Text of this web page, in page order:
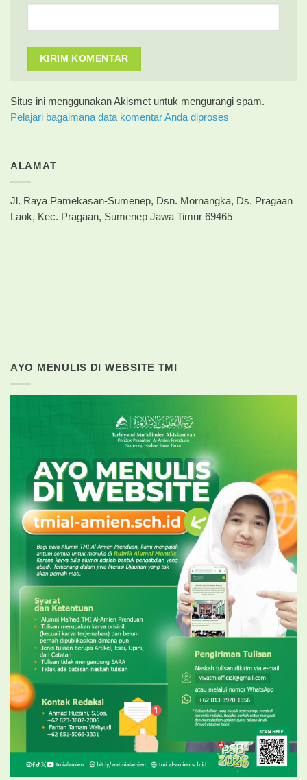
Situs ini menggunakan Akismet untuk mengurangi spam.
Pelajari bagaimana data komentar Anda diproses
ALAMAT
Jl. Raya Pamekasan-Sumenep, Dsn. Mornangka, Ds. Pragaan
Laok, Kec. Pragaan, Sumenep Jawa Timur 69465
AYO MENULIS DI WEBSITE TMI